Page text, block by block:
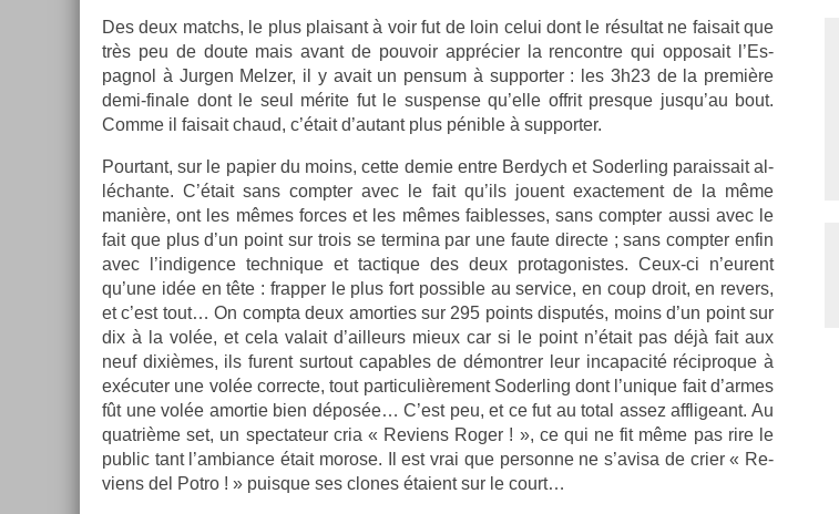
Des deux matchs, le plus plaisant à voir fut de loin celui dont le résul­tat ne faisait que
très peu de doute mais avant de pouvoir apprécier la re­ncontre qui op­posait l’Es­
pagnol à Jurg­en Melz­er, il y avait un pen­sum à sup­port­er : les 3h23 de la première
demi-finale dont le seul mérite fut le sus­pen­se qu’elle of­frit pre­sque jusqu’au bout.
Comme il faisait chaud, c’était d’autant plus pénible à sup­port­er.
Pour­tant, sur le papi­er du moins, cette demie entre Be­rdych et Soderl­ing para­is­sait al­
léchan­te. C’était sans com­pt­er avec le fait qu’ils jouent ex­ac­te­ment de la même
manière, ont les mêmes for­ces et les mêmes faib­lesses, sans com­pt­er aussi avec le
fait que plus d’un point sur trois se ter­mina par une faute di­rec­te ; sans com­pt­er enfin
avec l’in­dig­ence tech­nique et tac­tique des deux pro­tagonis­tes. Ceux-ci n’eurent
qu’une idée en tête : frapp­er le plus fort pos­sible au ser­vice, en coup droit, en re­v­ers,
et c’est tout… On com­pta deux amort­ies sur 295 points dis­putés, moins d’un point sur
dix à la volée, et cela valait d’ail­leurs mieux car si le point n’était pas déjà fait aux
neuf dixièmes, ils furent sur­tout cap­ables de démontr­er leur in­capacité récip­roque à
exécuter une volée cor­rec­te, tout par­ticuliè­re­ment Soderl­ing dont l’unique fait d’armes
fût une volée amor­tie bien déposée… C’est peu, et ce fut au total assez affligeant. Au
quat­rième set, un spec­tateur cria « Re­viens Roger ! », ce qui ne fit même pas rire le
pub­lic tant l’am­bian­ce était morose. Il est vrai que per­son­ne ne s’avisa de crier « Re­
viens del Potro ! » puis­que ses clones étaient sur le court…